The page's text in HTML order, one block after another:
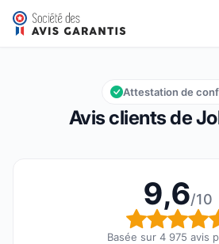
John Steel
Note globale : 9,6 sur 10
9,6/10
Avis clients de
Attestation de
9,6/10
Note
Basée sur 4 975 avis